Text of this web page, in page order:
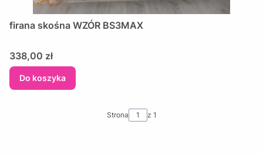
firana skośna WZÓR BS3MAX
Cena
338,00 zł
Do koszyka
Strona z 1